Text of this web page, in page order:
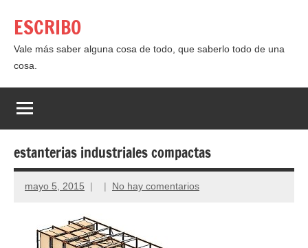
contenido
ESCRIBO
Vale más saber alguna cosa de todo, que saberlo todo de una
cosa.
estanterias industriales compactas
mayo 5, 2015 No hay comentarios